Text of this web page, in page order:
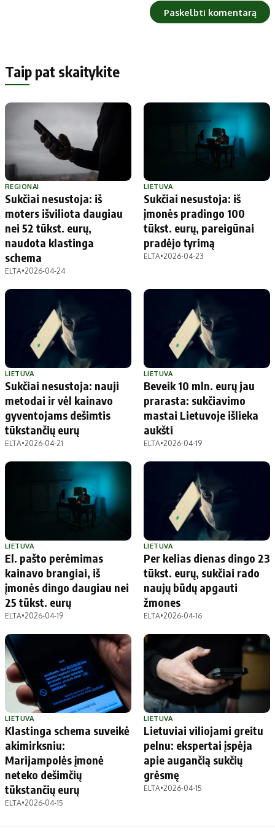
Taip pat skaitykite
REGIONAI
Sukčiai nesustoja: iš
moters išviliota daugiau
nei 52 tūkst. eurų,
naudota klastinga
schema
ELTA•2026-04-24
LIETUVA
Sukčiai nesustoja: iš
įmonės pradingo 100
tūkst. eurų, pareigūnai
pradėjo tyrimą
ELTA•2026-04-23
LIETUVA
Sukčiai nesustoja: nauji
metodai ir vėl kainavo
gyventojams dešimtis
tūkstančių eurų
ELTA•2026-04-21
LIETUVA
Beveik 10 mln. eurų jau
prarasta: sukčiavimo
mastai Lietuvoje išlieka
aukšti
ELTA•2026-04-19
LIETUVA
El. pašto perėmimas
kainavo brangiai, iš
įmonės dingo daugiau nei
25 tūkst. eurų
ELTA•2026-04-19
LIETUVA
Per kelias dienas dingo 23
tūkst. eurų, sukčiai rado
naujų būdų apgauti
žmones
ELTA•2026-04-16
LIETUVA
Klastinga schema suveikė
akimirksniu:
Marijampolės įmonė
neteko dešimčių
tūkstančių eurų
ELTA•2026-04-15
LIETUVA
Lietuviai viliojami greitu
pelnu: ekspertai įspėja
apie augančią sukčių
grėsmę
ELTA•2026-04-15